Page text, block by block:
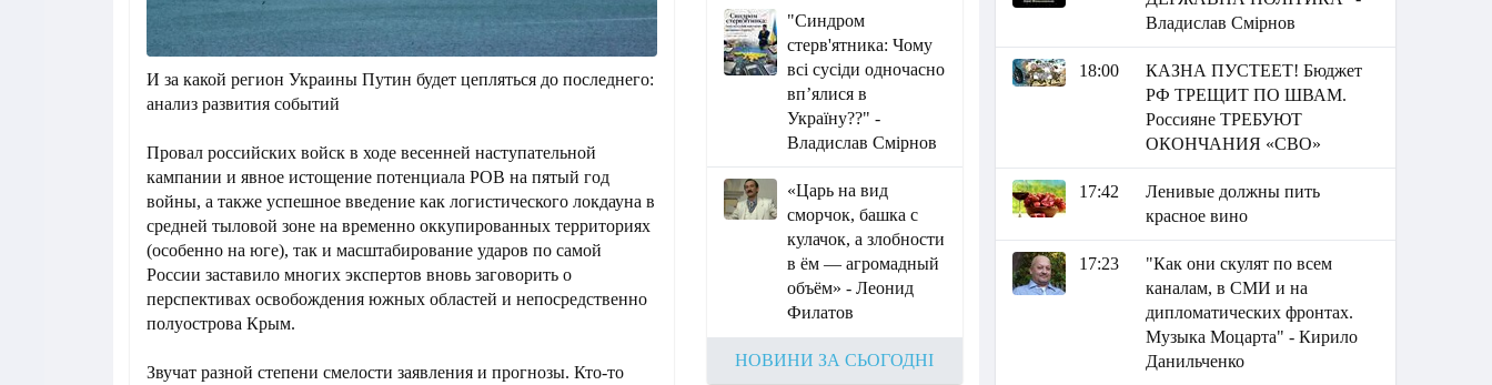
И за какой регион Украины Путин будет цепляться до последнего:
анализ развития событий
Провал российских войск в ходе весенней наступательной
кампании и явное истощение потенциала РОВ на пятый год
войны, а также успешное введение как логистического локдауна в
средней тыловой зоне на временно оккупированных территориях
(особенно на юге), так и масштабирование ударов по самой
России заставило многих экспертов вновь заговорить о
перспективах освобождения южных областей и непосредственно
полуострова Крым.
Звучат разной степени смелости заявления и прогнозы. Кто-то
"Синдром
стерв'ятника: Чому
всі сусіди одночасно
вп’ялися в
Україну??" -
Владислав Смірнов
«Царь на вид
сморчок, башка с
кулачок, а злобности
в ём — агромадный
объём» - Леонид
Филатов
НОВИНИ ЗА СЬОГОДНІ
Владислав Смірнов
18:00
КАЗНА ПУСТЕЕТ! Бюджет
РФ ТРЕЩИТ ПО ШВАМ.
Россияне ТРЕБУЮТ
ОКОНЧАНИЯ «СВО»
17:42
Ленивые должны пить
красное вино
17:23
"Как они скулят по всем
каналам, в СМИ и на
дипломатических фронтах.
Музыка Моцарта" - Кирило
Данильченко